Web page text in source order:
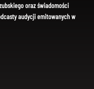
oraz świadomości
audycji emitowanych w